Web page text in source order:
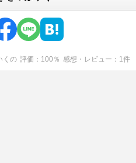
の 評価 100 ％ 感想・レビュー 1 件